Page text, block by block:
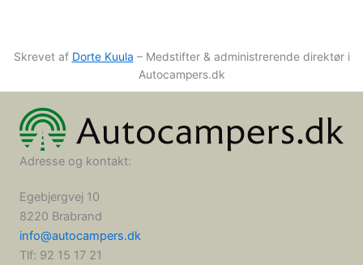
Skrevet af Dorte Kuula – Medstifter & administrerende direktør i
Autocampers.dk
Adresse og kontakt:
Egebjergvej 10
8220 Brabrand
info@autocampers.dk
Tlf: 92 15 17 21